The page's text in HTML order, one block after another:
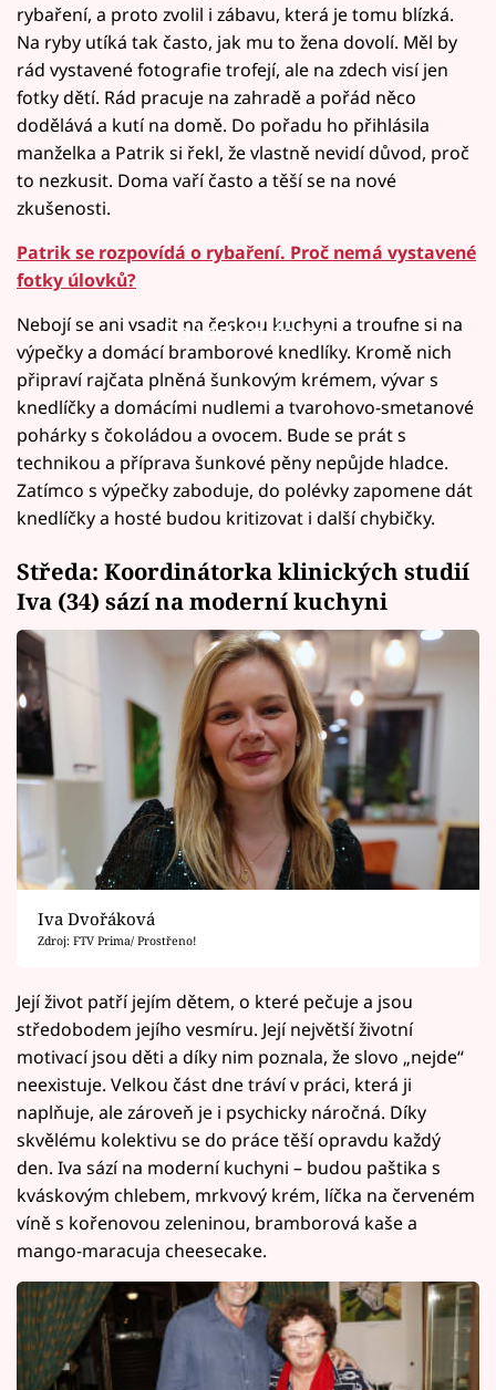
rybaření, a proto zvolil i zábavu, která je tomu blízká.
Na ryby utíká tak často, jak mu to žena dovolí. Měl by
rád vystavené fotografie trofejí, ale na zdech visí jen
fotky dětí. Rád pracuje na zahradě a pořád něco
dodělává a kutí na domě. Do pořadu ho přihlásila
manželka a Patrik si řekl, že vlastně nevidí důvod, proč
to nezkusit. Doma vaří často a těší se na nové
zkušenosti.
Patrik se rozpovídá o rybaření. Proč nemá vystavené
fotky úlovků?
Failed to fetch
Nebojí se ani vsadit na českou kuchyni a troufne si na
výpečky a domácí bramborové knedlíky. Kromě nich
připraví rajčata plněná šunkovým krémem, vývar s
knedlíčky a domácími nudlemi a tvarohovo-smetanové
pohárky s čokoládou a ovocem. Bude se prát s
technikou a příprava šunkové pěny nepůjde hladce.
Zatímco s výpečky zaboduje, do polévky zapomene dát
knedlíčky a hosté budou kritizovat i další chybičky.
Středa: Koordinátorka klinických studií
Iva (34) sází na moderní kuchyni
Iva Dvořáková
Zdroj: FTV Prima/ Prostřeno!
Její život patří jejím dětem, o které pečuje a jsou
středobodem jejího vesmíru. Její největší životní
motivací jsou děti a díky nim poznala, že slovo „nejde“
neexistuje. Velkou část dne tráví v práci, která ji
naplňuje, ale zároveň je i psychicky náročná. Díky
skvělému kolektivu se do práce těší opravdu každý
den. Iva sází na moderní kuchyni – budou paštika s
kváskovým chlebem, mrkvový krém, líčka na červeném
víně s kořenovou zeleninou, bramborová kaše a
mango-maracuja cheesecake.